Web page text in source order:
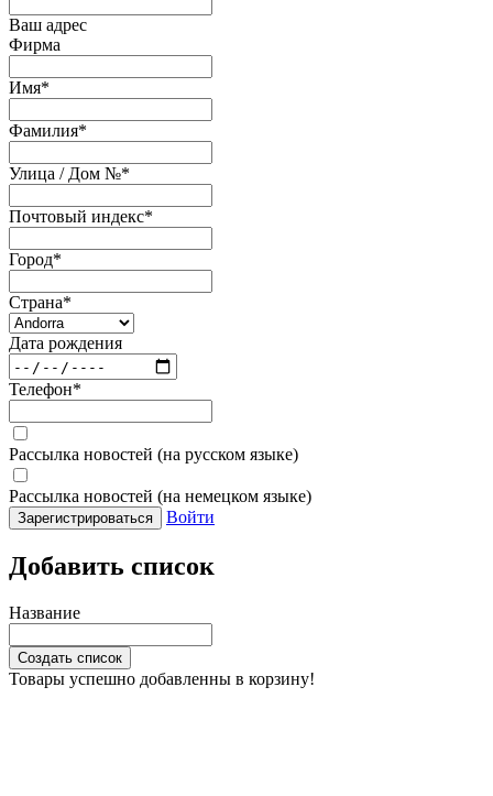
Ваш адрес
Фирма
Имя*
Фамилия*
Улица / Дом №*
Почтовый индекс*
Город*
Страна*
Дата рождения
Телефон*
Рассылка новостей (на русском языке)
Рассылка новостей (на немецком языке)
Зарегистрироваться Войти
Добавить список
Название
Создать список
Товары успешно добавленны в корзину!